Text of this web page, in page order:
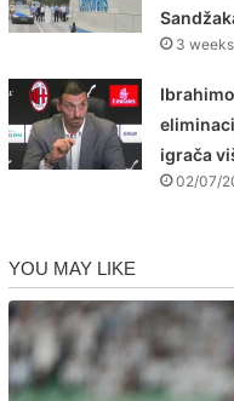
3
igrača
02/07/